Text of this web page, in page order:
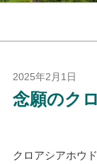
ス
ッ
投
稿
日:
2025年2月1日
念願のク
クロアシアホウ